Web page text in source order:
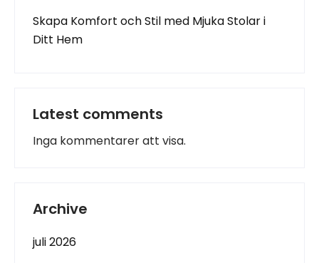
Skapa Komfort och Stil med Mjuka Stolar i
Ditt Hem
Latest comments
Inga kommentarer att visa.
Archive
juli 2026